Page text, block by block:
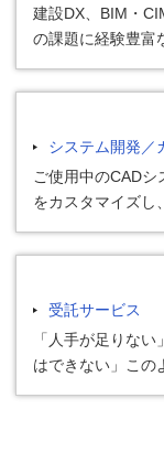
建設DX、BIM・
の課題に経験豊富
システム開発／
ご使用中のCAD
をカスタマイズし
受託サービス
「人手が足りな
はできない」この